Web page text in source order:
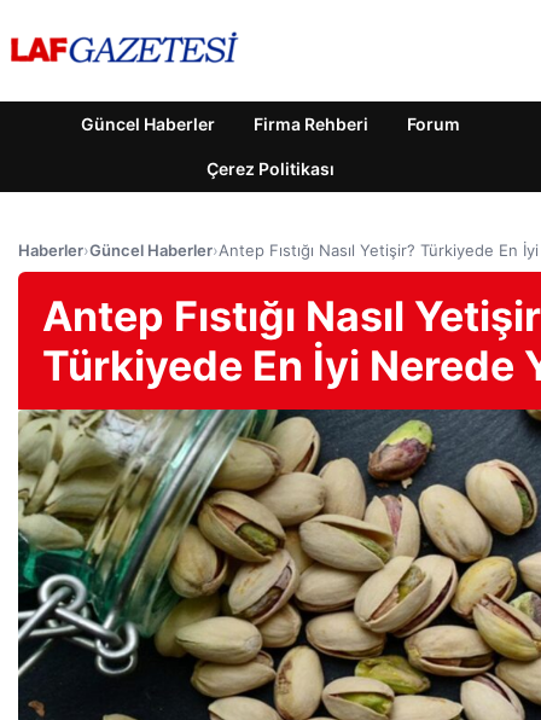
Güncel Haberler Firma Rehberi Forum
Çerez Politikası
Haberler›Güncel Haberler›Antep Fıstığı Nasıl Yetişir? Türkiyede En
Antep Fıstığı Nasıl
Türkiyede En İyi Nerede